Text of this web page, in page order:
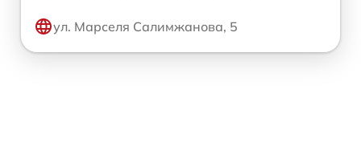
ул. Марселя Салимжанова, 5